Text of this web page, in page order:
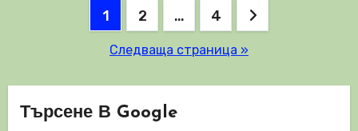
Разделяне
публикациите
на
1 2 … 4
Следваща страница »
Търсене В Google